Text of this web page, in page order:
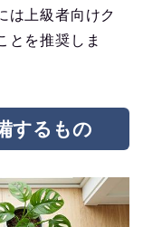
は上級者向けク
とを推奨しま
するもの